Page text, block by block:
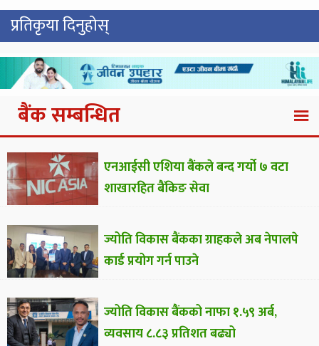
प्रतिकृया दिनुहोस्
बैंक सम्बन्धित
एनआईसी एशिया बैंकले बन्द गर्यो ७ वटा
शाखारहित बैंकिङ सेवा
ज्योति विकास बैंकका ग्राहकले अब नेपालपे
कार्ड प्रयोग गर्न पाउने
ज्योति विकास बैंकको नाफा १.५९ अर्ब,
व्यवसाय ८.८३ प्रतिशत बढ्यो